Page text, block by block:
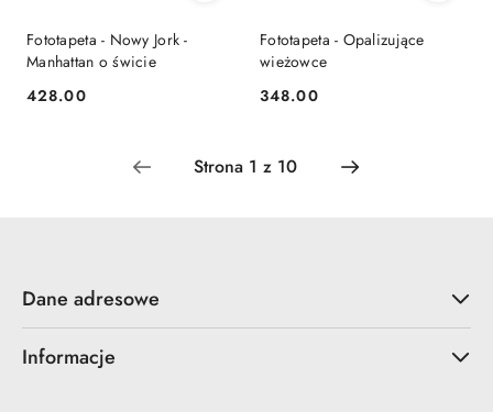
Fototapeta - Nowy Jork -
Manhattan o świcie
Cena:
428.00
Fototapeta - Opalizujące
wieżowce
Cena:
348.00
Dane adresowe
Informacje